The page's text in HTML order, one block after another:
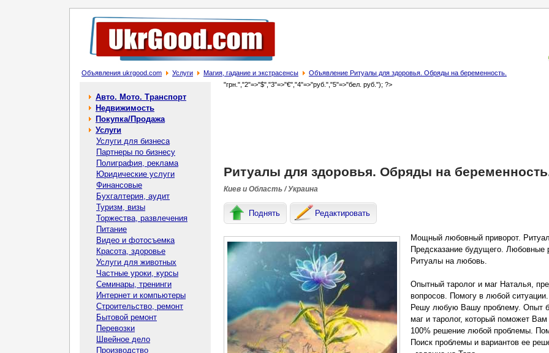
Объявления ukrgood.com Услуги Магия, гадание и экстрасенсы Объявление Ритуалы для здоровья. Обряды на беременность.
Авто. Мото. Транспорт
Недвижимость
Покупка/Продажа
Услуги
Услуги для бизнеса
Партнеры по бизнесу
Полиграфия, реклама
Юридические услуги
Финансовые
Бухгалтерия, аудит
Туризм, визы
Торжества, развлечения
Питание
Видео и фотосъемка
Красота, здоровье
Услуги для животных
Частные уроки, курсы
Семинары, тренинги
Интернет и компьютеры
Строительство, ремонт
Бытовой ремонт
Перевозки
Швейное дело
Производство
"грн.","2"=>"$","3"=>"€","4"=>"руб.","5"=>"бел. руб."); ?>
Ритуалы для здоровья. Обряды на
Киев и Область / Украина
Поднять Редактировать
Мощный любовный приворот.
Предсказание будущего.
Ритуалы на любовь.
Опытный таролог и маг Наталья,
вопросов. Помогу в любой ситуации.
Решу любую Вашу проблему. Опыт
маг и таролог, который поможет
100% решение любой проблемы.
Поиск проблемы и вариантов ее